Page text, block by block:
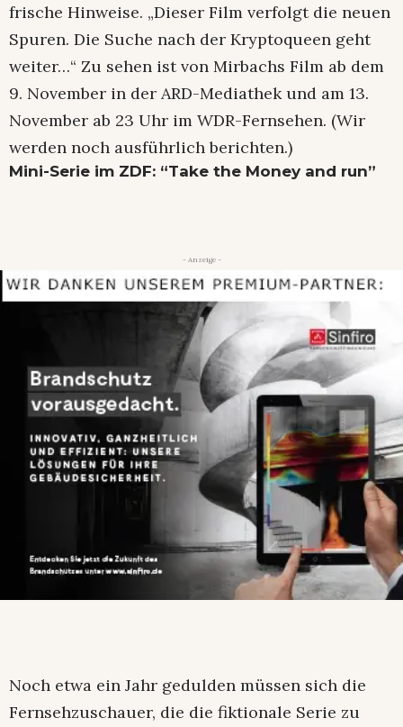
frische Hinweise. „Dieser Film verfolgt die neuen
Spuren. Die Suche nach der Kryptoqueen geht
weiter…“ Zu sehen ist von Mirbachs Film ab dem
9. November in der ARD-Mediathek und am 13.
November ab 23 Uhr im WDR-Fernsehen. (Wir
werden noch ausführlich berichten.)
Mini-Serie im ZDF: “Take the Money and run”
- Anzeige -
Noch etwa ein Jahr gedulden müssen sich die
Fernsehzuschauer, die die fiktionale Serie zu